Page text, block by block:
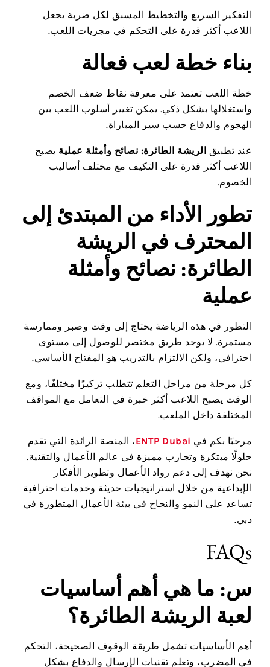
التفكير السريع والتخطيط المسبق لكل ضربة يجعل
اللاعب أكثر قدرة على التحكم في مجريات اللعب.
بناء خطة لعب فعالة
خطة اللعب تعتمد على معرفة نقاط ضعف الخصم
واستغلالها بشكل ذكي. يمكن تغيير أسلوب اللعب بين
الهجوم والدفاع حسب سير المباراة.
عند تطبيق الريشة الطائرة: نصائح وأمثلة عملية يصبح
اللاعب أكثر قدرة على التكيف مع مختلف أساليب
الخصوم.
تطور الأداء من المبتدئ إلى
المحترف في الريشة
الطائرة: نصائح وأمثلة
عملية
التطور في هذه الرياضة يحتاج إلى وقت وصبر وممارسة
مستمرة. لا يوجد طريق مختصر للوصول إلى مستوى
احترافي، ولكن الالتزام بالتدريب هو المفتاح الأساسي.
كل مرحلة من مراحل التعلم تتطلب تركيزًا مختلفًا، ومع
الوقت يصبح اللاعب أكثر خبرة في التعامل مع المواقف
المختلفة داخل الملعب.
مرحبًا بكم في ENTP Dubai، المنصة الرائدة التي تقدم
حلولًا مبتكرة وتجارب مميزة في عالم الأعمال والتقنية.
نحن نهدف إلى دعم رواد الأعمال وتطوير الأفكار
الإبداعية من خلال استراتيجيات حديثة وخدمات احترافية
تساعد على النمو والنجاح في بيئة الأعمال المتطورة في
دبي.
FAQs
س: ما هي أهم أساسيات
لعبة الريشة الطائرة؟
أهم الأساسيات تشمل طريقة الوقوف الصحيحة، التحكم
في المضرب، وتعلم تقنيات الإرسال والدفاع بشكل